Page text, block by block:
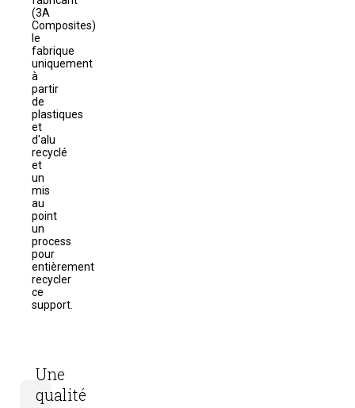
(3A
Composites)
le
fabrique
uniquement
à
partir
de
plastiques
et
d'alu
recyclé
et
un
mis
au
point
un
process
pour
entièrement
recycler
ce
support.
Une
qualité